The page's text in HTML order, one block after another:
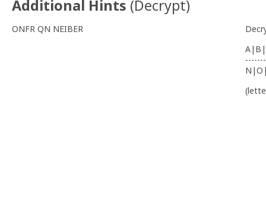
Additional Hints (Decrypt)
ONFR QN NEIBER